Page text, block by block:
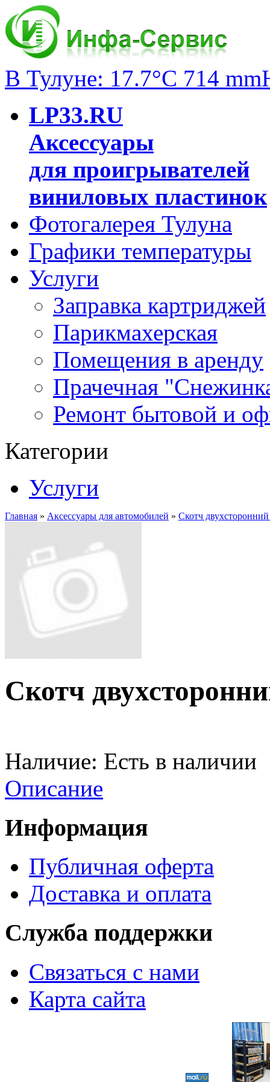
В Тулуне: 17.7°C 714
LP33.RU
Аксессуары
для проигрывателей
виниловых пластинок
Фотогалерея Тулуна
Графики температуры
Услуги
Заправка картриджей
Парикмахерская
Помещения в аренду
Прачечная
Ремонт бытовой и
Категории
Услуги
Главная » Аксессуары для автомобилей » Скотч
Скотч
Наличие: Есть в наличии
Описание
Информация
Публичная оферта
Доставка и оплата
Служба поддержки
Связаться с нами
Карта сайта